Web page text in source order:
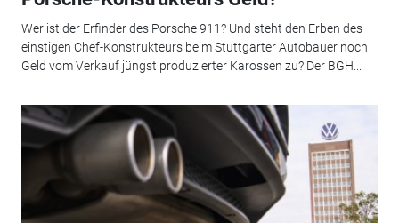
Wer ist der Erfinder des Porsche 911? Und steht den Erben des
einstigen Chef-Konstrukteurs beim Stuttgarter Autobauer noch
Geld vom Verkauf jüngst produzierter Karossen zu? Der BGH...